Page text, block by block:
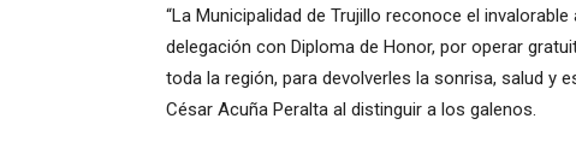
“La Municipalidad de Trujillo reconoce el
delegación con Diploma de Honor, por operar
toda la región, para devolverles la sonrisa, salud y
César Acuña Peralta al distinguir a los galenos.